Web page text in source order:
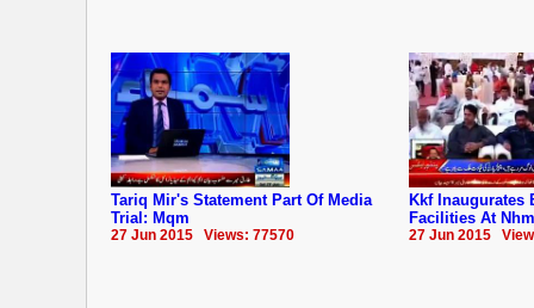
Tariq Mir's Statement Part Of Media
Trial: Mqm
27 Jun 2015 Views: 77570
Kkf Inaugurates
Facilities At
27 Jun 2015